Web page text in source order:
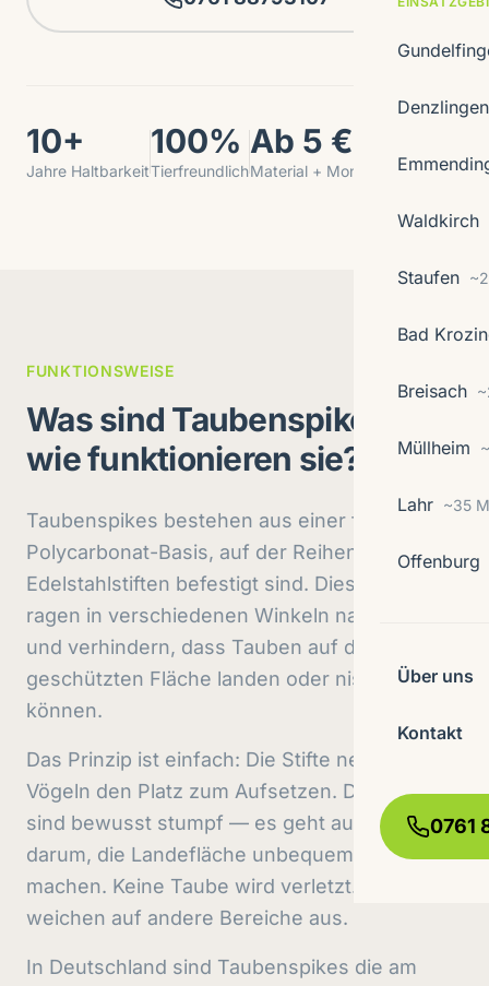
Waldkirch
Staufen
Bad
Breisach
Müllheim
Lahr ~35
Offenburg
Über uns
Kontakt
0761
10+
Jahre Haltbarkeit
100%
Tierfreundlich
Ab 5 €/m
Material + Montage
FUNKTIONSWEISE
Was sind Taubenspikes und
wie funktionieren sie?
Taubenspikes bestehen aus einer flachen
Polycarbonat-Basis, auf der Reihen von
Edelstahlstiften befestigt sind. Diese Stifte
ragen in verschiedenen Winkeln nach oben
und verhindern, dass Tauben auf der
geschützten Fläche landen oder nisten
können.
Das Prinzip ist einfach: Die Stifte nehmen den
Vögeln den Platz zum Aufsetzen. Die Spitzen
sind bewusst stumpf — es geht ausschließlich
darum, die Landefläche unbequem zu
machen. Keine Taube wird verletzt. Die Vögel
weichen auf andere Bereiche aus.
In Deutschland sind Taubenspikes die am